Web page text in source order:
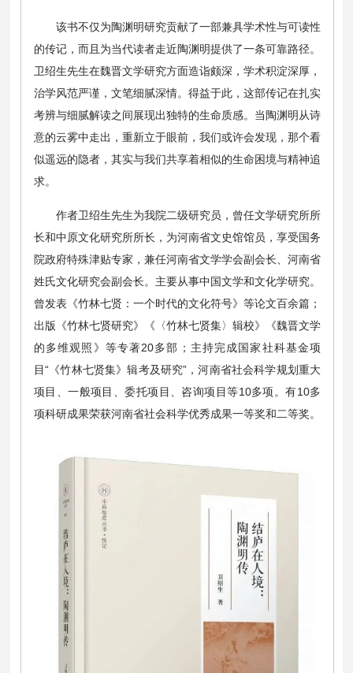
该书不仅为陶渊明研究贡献了一部兼具学术性与可读性
的传记，而且为当代读者走近陶渊明提供了一条可靠路径。
卫绍生先生在魏晋文学研究方面造诣颇深，学术积淀深厚，
治学风范严谨，文笔细腻深情。得益于此，这部传记在扎实
考辨与细腻解读之间展现出独特的生命质感。当陶渊明从诗
意的云雾中走出，重新立于眼前，我们或许会发现，那个看
似遥远的隐者，其实与我们共享着相似的生命困境与精神追
求。
作者卫绍生先生为我院二级研究员，曾任文学研究所所
长和中原文化研究所所长，为河南省文史馆馆员，享受国务
院政府特殊津贴专家，兼任河南省文学学会副会长、河南省
姓氏文化研究会副会长。主要从事中国文学和文化学研究。
曾发表《竹林七贤：一个时代的文化符号》等论文百余篇；
出版《竹林七贤研究》《〈竹林七贤集〉辑校》《魏晋文学
的多维观照》等专著20多部；主持完成国家社科基金项
目“《竹林七贤集》辑考及研究”，河南省社会科学规划重大
项目、一般项目、委托项目、咨询项目等10多项。有10多
项科研成果荣获河南省社会科学优秀成果一等奖和二等奖。